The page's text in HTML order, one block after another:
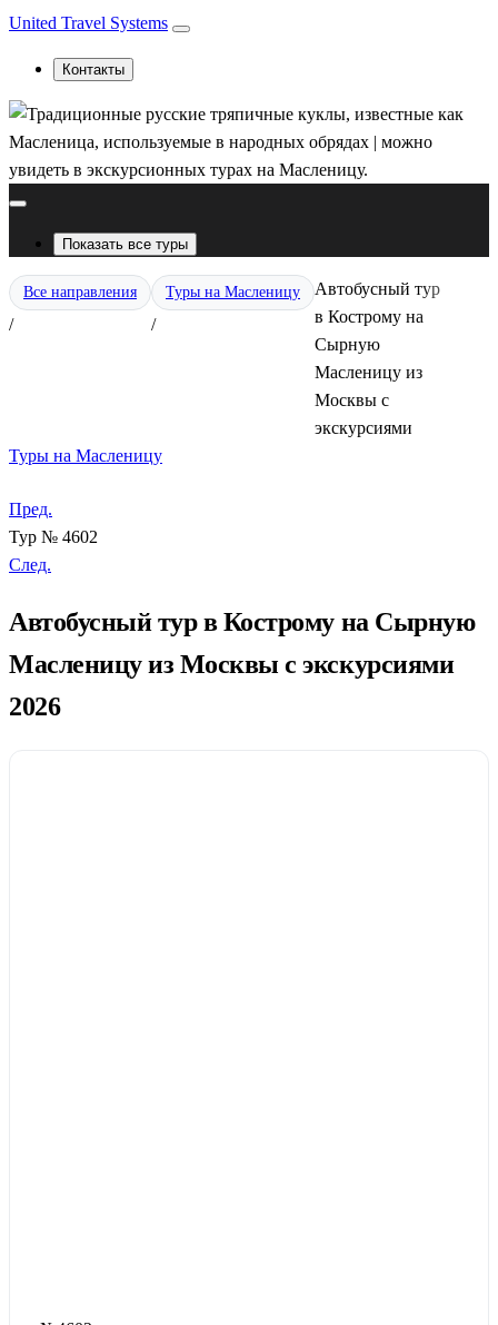
United Travel Systems
Контакты
Показать все туры
Все направления
/
Туры на Масленицу
/
Автобусный тур
в Кострому на
Сырную
Масленицу из
Москвы с
экскурсиями
Туры на Масленицу
Пред.
Тур № 4602
След.
Автобусный тур в Кострому на Сырную
Масленицу из Москвы с экскурсиями
2026